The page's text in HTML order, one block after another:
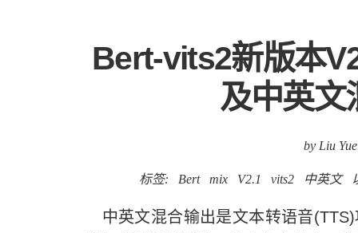
Bert-vits2新版本
及中英文
by Liu Yue
标签: Bert mix V2.1 vits2 中英文
中英文混合输出是文本转语音(TTS)